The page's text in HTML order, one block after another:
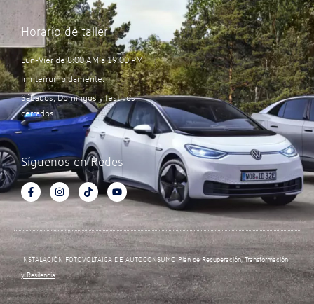
Horario de taller
Lun-Vier de 8:00 AM a 19:00 PM
Ininterrumpidamente.
Sábados, Domingos y festivos
cerrados.
Síguenos en Redes
INSTALACIÓN FOTOVOLTAICA DE AUTOCONSUMO Plan de Recuperación, Transformación
y Resilencia